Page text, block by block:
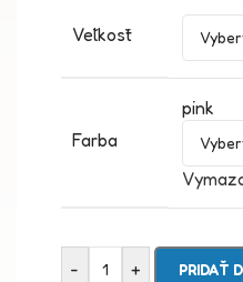
Veľkosť
Farba
pink
- + PRIDAŤ